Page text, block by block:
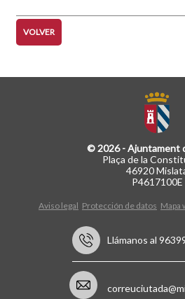
VOLVER
© 2026 - Ajuntament
Plaça de la
46920
P4617100E
Aviso legal Protección de datos Mapa
Llámanos al